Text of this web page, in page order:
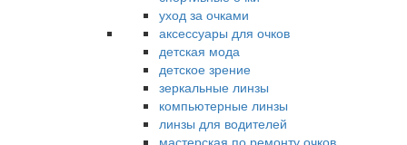
уход за очками
аксессуары для очков
детская мода
детское зрение
зеркальные линзы
компьютерные линзы
линзы для водителей